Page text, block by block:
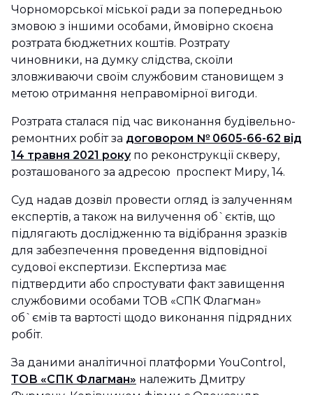
Чорноморської міської ради за попередньою
змовою з іншими особами, ймовірно скоєна
розтрата бюджетних коштів. Розтрату
чиновники, на думку слідства, скоїли
зловживаючи своїм службовим становищем з
метою отримання неправомірної вигоди.
Розтрата сталася під час виконання будівельно-
ремонтних робіт за договором № 0605-66-62 від
14 травня 2021 рокупо реконструкції скверу,
розташованого за адресою проспект Миру, 14.
Суд надав дозвіл провести огляд із залученням
експертів, а також на вилучення об`єктів, що
підлягають дослідженню та відібрання зразків
для забезпечення проведення відповідної
судової експертизи. Експертиза має
підтвердити або спростувати факт завищення
службовими особами ТОВ «СПК Флагман»
об`ємів та вартості щодо виконання підрядних
робіт.
За даними аналітичної платформи YouControl,
ТОВ «СПК Флагман» належить Дмитру